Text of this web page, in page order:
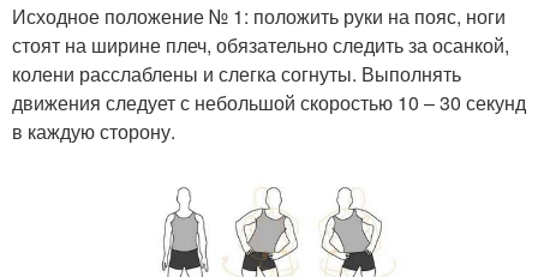
Исходное положение № 1: положить руки на пояс, ноги
стоят на ширине плеч, обязательно следить за осанкой,
колени расслаблены и слегка согнуты. Выполнять
движения следует с небольшой скоростью 10 – 30 секунд
в каждую сторону.